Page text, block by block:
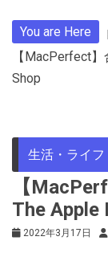
You are Here
【MacPerfect
Shop
生活・ライフ
【
The Apple
2022年3月17日